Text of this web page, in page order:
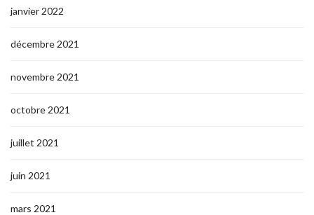
janvier 2022
décembre 2021
novembre 2021
octobre 2021
juillet 2021
juin 2021
mars 2021